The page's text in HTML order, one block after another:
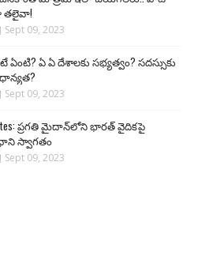
Sept 09, 2023
ఏంటి? ఏ ఏ దేశాలకు సభ్యత్వం? సదస్సుకు
Sept 09, 2023
ప్రగతి మైదాన్‌లోని భారత్ వైదికపై
స్వాగతం
Sept 09, 2023